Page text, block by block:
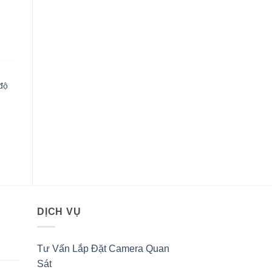
DỊCH VỤ
Tư Vấn Lắp Đặt Camera Quan
Sát